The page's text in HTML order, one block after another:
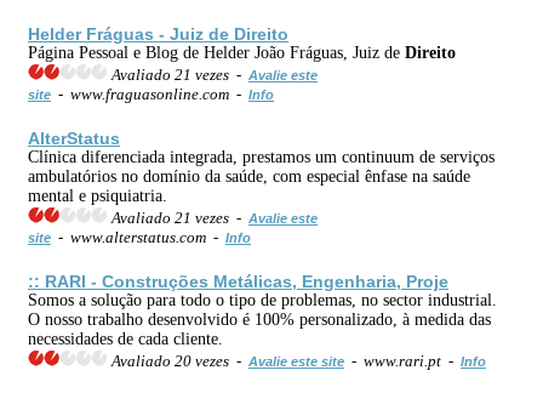
Helder Fráguas - Juiz de Direito
Página Pessoal e Blog de Helder João Fráguas, Juiz de Direito
Avaliado 21 vezes - Avalie este
site - www.fraguasonline.com - Info
AlterStatus
Clínica diferenciada integrada, prestamos um continuum de serviços
ambulatórios no domínio da saúde, com especial ênfase na saúde
mental e psiquiatria.
Avaliado 21 vezes - Avalie este
site - www.alterstatus.com - Info
:: RARI - Construções Metálicas, Engenharia, Proje
Somos a solução para todo o tipo de problemas, no sector industrial.
O nosso trabalho desenvolvido é 100% personalizado, à medida das
necessidades de cada cliente.
Avaliado 20 vezes - Avalie este site - www.rari.pt - Info